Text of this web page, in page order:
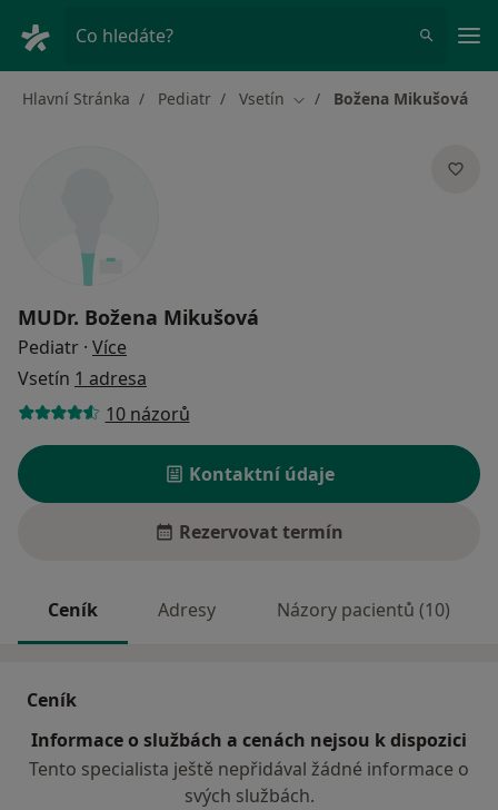
Co hledáte?
Hlavní Stránka Pediatr Vsetín Změna města
Božena Mikušová
MUDr. Božena Mikušová
Pediatr · Více
Vsetín 1 adresa
10 názorů
Kontaktní údaje
Rezervovat termín
Ceník Adresy Názory pacientů (10)
Ceník
Informace o službách a cenách nejsou k dispozici
Tento specialista ještě nepřidával žádné informace o
svých službách.